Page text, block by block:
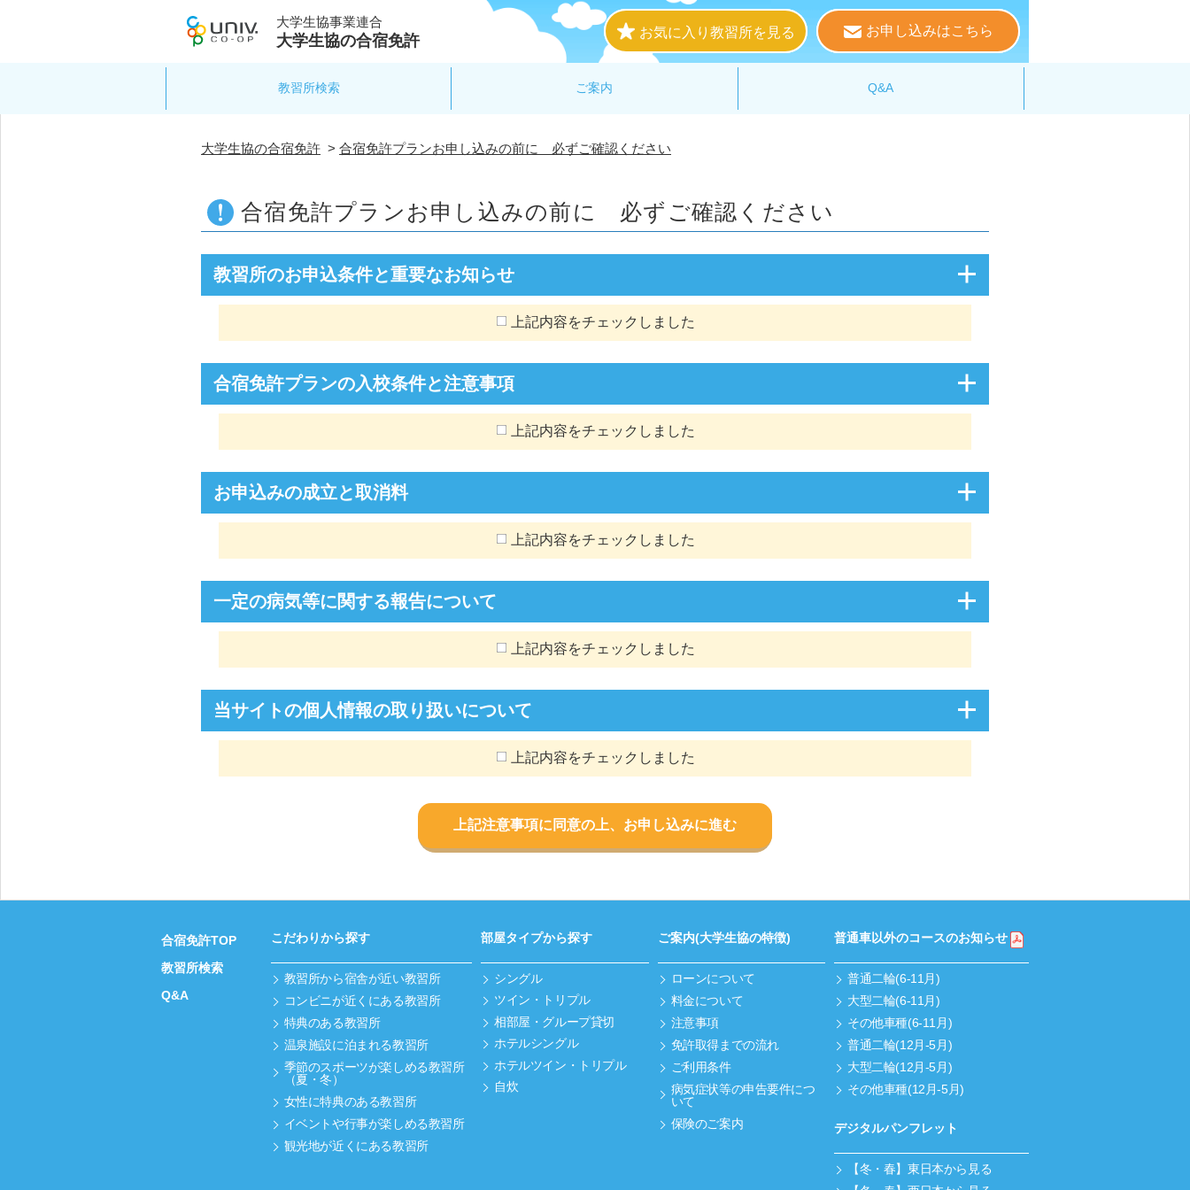
大学生協事業連合
大学生協の合宿免許 お気に入り教習所を見る お申し込みはこちら
教習所検索 ご案内 Q&A
大学生協の合宿免許 > 合宿免許プランお申し込みの前に 必ずご確認ください
合宿免許プランお申し込みの前に 必ずご確認ください
教習所のお申込条件と重要なお知らせ
上記内容をチェックしました
合宿免許プランの入校条件と注意事項
上記内容をチェックしました
お申込みの成立と取消料
上記内容をチェックしました
一定の病気等に関する報告について
上記内容をチェックしました
当サイトの個人情報の取り扱いについて
上記内容をチェックしました
上記注意事項に同意の上、お申し込みに進む
合宿免許TOP
教習所検索
Q&A
こだわりから探す
教習所から宿舎が近い教習所
コンビニが近くにある教習所
特典のある教習所
温泉施設に泊まれる教習所
季節のスポーツが楽しめる教習所
（夏・冬）
女性に特典のある教習所
イベントや行事が楽しめる教習所
観光地が近くにある教習所
部屋タイプから探す
シングル
ツイン・トリプル
相部屋・グループ貸切
ホテルシングル
ホテルツイン・トリプル
自炊
ご案内(大学生協の特徴)
ローンについて
料金について
注意事項
免許取得までの流れ
ご利用条件
病気症状等の申告要件につ
いて
保険のご案内
普通車以外のコースのお知らせ
普通二輪(6-11月)
大型二輪(6-11月)
その他車種(6-11月)
普通二輪(12月-5月)
大型二輪(12月-5月)
その他車種(12月-5月)
デジタルパンフレット
【冬・春】東日本から見る